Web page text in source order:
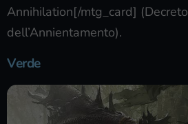
Annihilation[/mtg_card] (Decreto
dell’Annientamento).
Verde